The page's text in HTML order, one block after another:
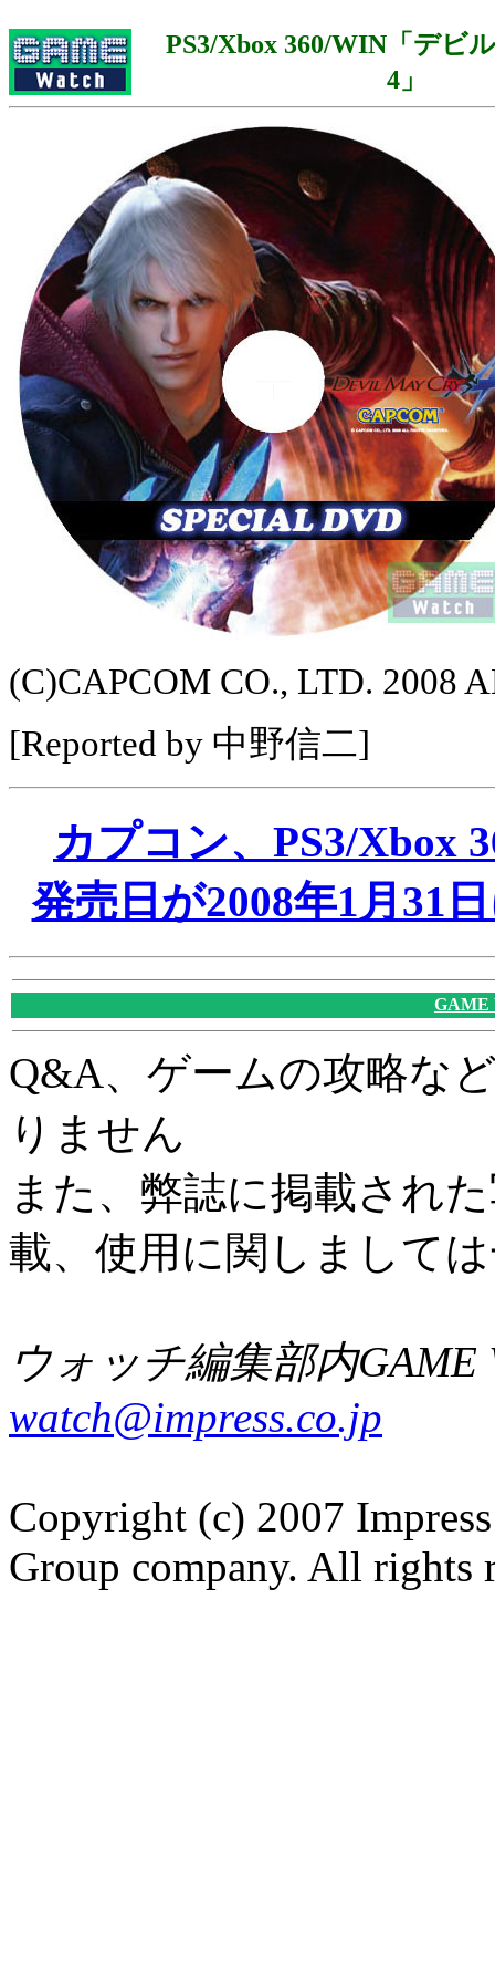
PS3/Xbox 360/WIN「デビ
4」
(C)CAPCOM CO., LTD. 2008
[Reported by 中野信二]
カプコン、PS3/Xbox
発売日が2008年1月31
GAME
Q&A、ゲームの攻略な
りません
また、弊誌に掲載され
載、使用に関しまして
ウォッチ編集部内GAME
watch@impress.co.jp
Copyright (c) 2007
Group company. All rights